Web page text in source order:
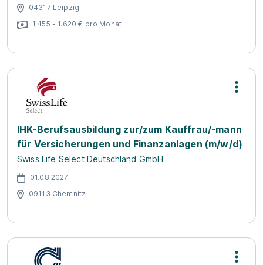
04317 Leipzig
1.455 - 1.620 € pro Monat
IHK-Berufsausbildung zur/zum Kauffrau/-mann
für Versicherungen und Finanzanlagen (m/w/d)
Swiss Life Select Deutschland GmbH
01.08.2027
09113 Chemnitz